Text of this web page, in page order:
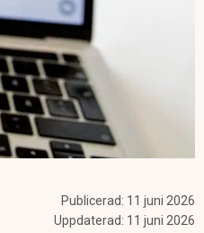
Publicerad: 11 juni 2026
Uppdaterad: 11 juni 2026